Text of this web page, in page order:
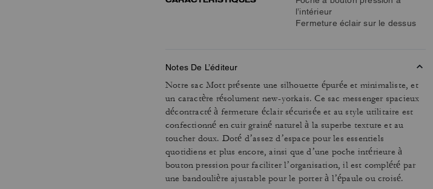
l’intérieur
Fermeture éclair sur le dessus
Notes De L’éditeur
Notre sac Mott présente une silhouette épurée et minimaliste, et
un caractère résolument new-yorkais. Ce sac messenger spacieux
décontracté à fermeture éclair sécurisée et au style utilitaire est
confectionné en cuir grainé naturel à la superbe texture et au
toucher doux. Doté d’assez d’espace pour les essentiels
quotidiens et plus encore, ainsi que d’une poche intérieure à
bouton pression pour faciliter l’organisation, il est complété par
une bandoulière ajustable pour le porter à l’épaule ou croisé.